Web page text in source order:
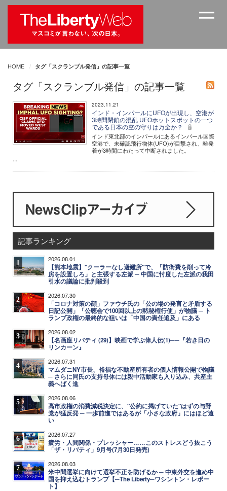
HOME タグ「スクランブル発信」の記事一覧
タグ「スクランブル発信」の記事一覧
2023.11.21
インド・インパールにUFOが出現し、空港が
3時間閉鎖の混乱 UFOホットスポットの一つ
である日本の空の守りは万全か？
インド東北部のインパールにあるインパール国際
空港で、未確認飛行物体(UFO)が目撃され、離発
着が3時間にわたって中断されました。
...
記事ランキング
1 2026.08.01
【熊本地震】"クーラーなし避難所"で、「防衛費を削って冷
房を設置しろ」と主張する左派 ─ 中国に忖度した左派の我田
引水の議論に批判殺到
2 2026.07.30
「コロナ対策の顔」ファウチ氏の「公の場の発言と矛盾する
日記公開」「公聴会で100回以上の黙秘権行使」が物議 ─ ト
ランプ政権の最終的な狙いは「中国の責任追及」にある
3 2026.08.02
【名画座リバティ (29)】映画で学ぶ偉人伝(1)──『若き日の
リンカーン』
4 2026.07.31
マムダニNY市長、裕福な不動産所有者の個人情報公開で物議
─ さらに同氏の支持母体には親中活動家も入り込み、共産主
義へばく進
5 2026.08.06
高市政権の消費減税決定に、"公約に掲げていた"はずの与野
党が猛反発 ─ 一歩前進ではあるが「小さな政府」にはほど遠
い
6 2026.07.27
疲労・人間関係・プレッシャー……このストレスどう抜こう
「ザ・リバティ」9月号(7月30日発売)
7 2026.08.03
米中間選挙に向けて選挙不正を防げるか ─ 中東外交を進め中
国を抑え込むトランプ【─The Liberty─ワシントン・レポー
ト】